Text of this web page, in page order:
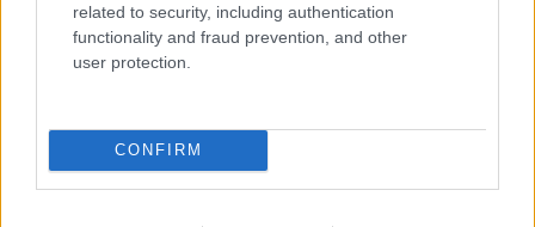
related to security, including authentication
functionality and fraud prevention, and other
user protection.
CONFIRM
2024. január 23. 7:39
Felborult egy menetrend szerinti busz Komlónál,
egy nő meghalt